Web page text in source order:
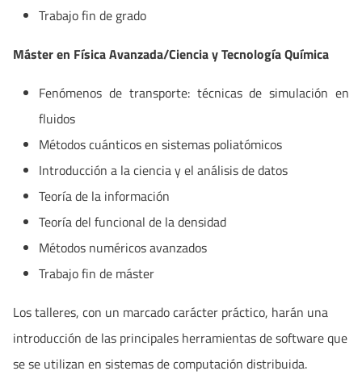
Trabajo fin de grado
Máster en Física Avanzada/Ciencia y Tecnología Química
Fenómenos de transporte: técnicas de simulación en
fluidos
Métodos cuánticos en sistemas poliatómicos
Introducción a la ciencia y el análisis de datos
Teoría de la información
Teoría del funcional de la densidad
Métodos numéricos avanzados
Trabajo fin de máster
Los talleres, con un marcado carácter práctico, harán una
introducción de las principales herramientas de software que
se se utilizan en sistemas de computación distribuida.